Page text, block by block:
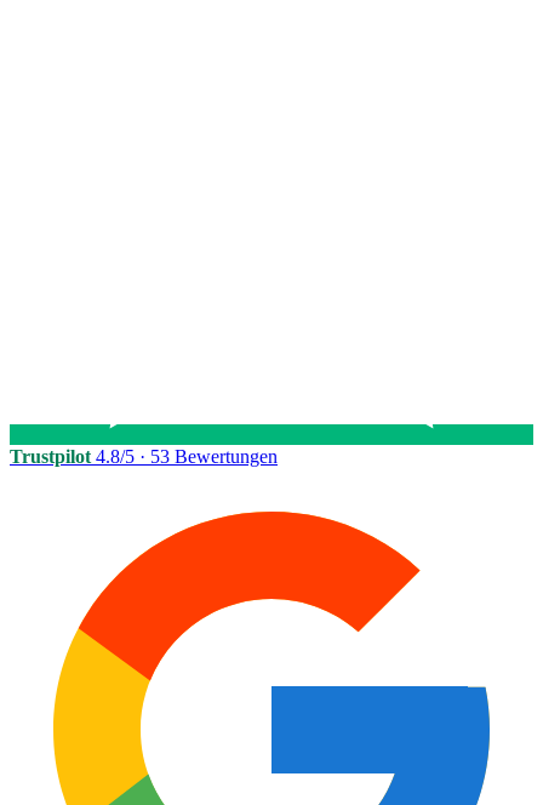
Trustpilot 4.8/5 · 53 Bewertungen